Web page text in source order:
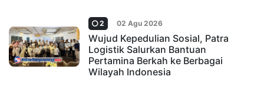
2 02 Agu 2026
Wujud Kepedulian Sosial, Patra
Logistik Salurkan Bantuan
Pertamina Berkah ke Berbagai
Wilayah Indonesia